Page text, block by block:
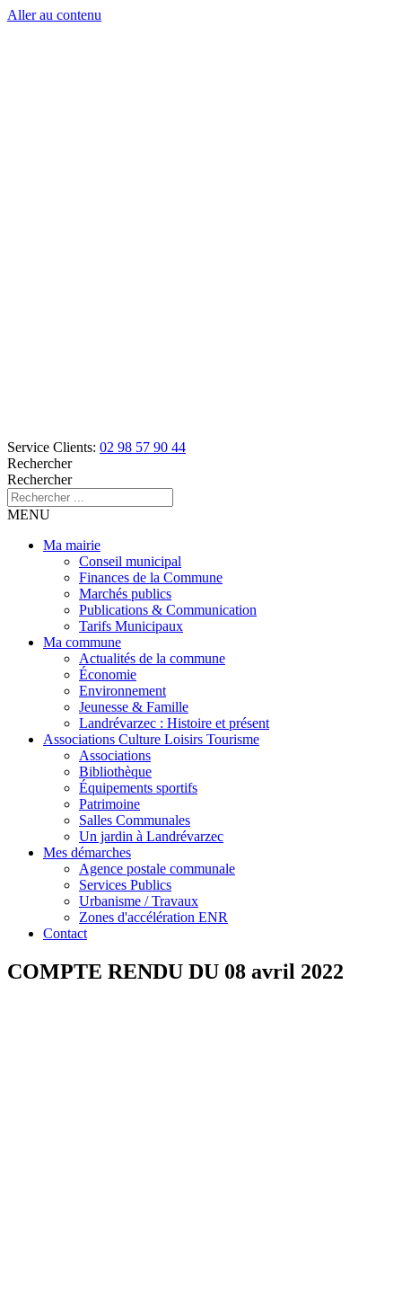
Aller au contenu
Service Clients: 02 98 57 90 44
Rechercher
Rechercher
MENU
Ma mairie
Conseil municipal
Finances de la Commune
Marchés publics
Publications & Communication
Tarifs Municipaux
Ma commune
Actualités de la commune
Économie
Environnement
Jeunesse & Famille
Landrévarzec : Histoire et présent
Associations Culture Loisirs Tourisme
Associations
Bibliothèque
Équipements sportifs
Patrimoine
Salles Communales
Un jardin à Landrévarzec
Mes démarches
Agence postale communale
Services Publics
Urbanisme / Travaux
Zones d'accélération ENR
Contact
COMPTE RENDU DU 08 avril 2022